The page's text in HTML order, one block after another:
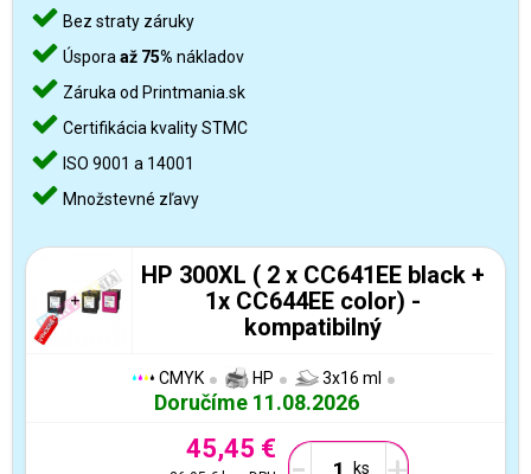
Bez straty záruky
Úspora až 75% nákladov
Záruka od Printmania.sk
Certifikácia kvality STMC
ISO 9001 a 14001
Množstevné zľavy
HP 300XL ( 2 x CC641EE black +
1x CC644EE color) -
kompatibilný
CMYK HP 3x16 ml
Doručíme 11.08.2026
45,45 €